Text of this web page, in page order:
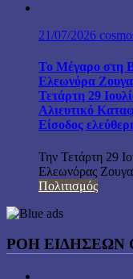
21/07/2026
Το Μέγαρο στη
Ελεωνόρα
Τετάρτη 29
Αλιευτικό
Είσοδος
Την Τετάρτη 29
Ελεωνόρας
Πολιτισμός
ΡΟΗ ΕΙΔΗΣΕΩΝ